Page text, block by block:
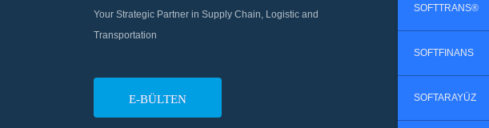
Your Strategic Partner in Supply Chain, Logistic and
Transportation
E-BÜLTEN
SOFTTRANS®
SOFTFINANS
SOFTARAYÜZ